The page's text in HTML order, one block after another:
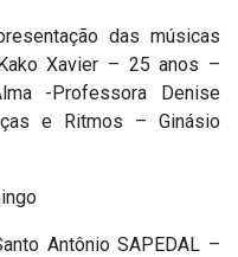
das músicas
Xavier – 25 anos –
-Professora Denise
e Ritmos – Ginásio
Antônio SAPEDAL –